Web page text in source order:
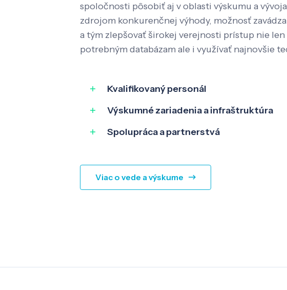
spoločnosti pôsobiť aj v oblasti výskumu a
zdrojom konkurenčnej výhody, možnosť
a tým zlepšovať širokej verejnosti prístup nie len
potrebným databázam ale i využívať najnovšie
Kvalifikovaný personál
Výskumné zariadenia a infraštruktúra
Spolupráca a partnerstvá
Viac o vede a výskume